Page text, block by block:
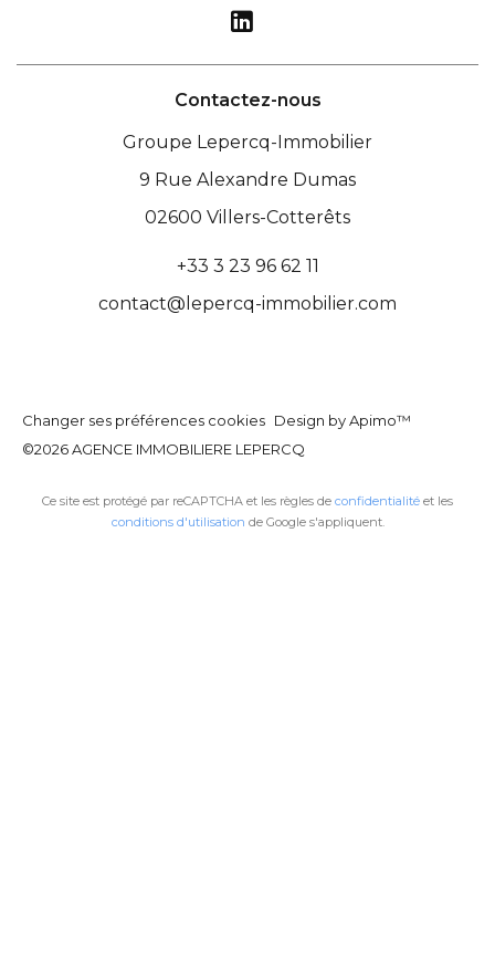
Contactez-nous
Groupe Lepercq-Immobilier
9 Rue Alexandre Dumas
02600 Villers-Cotterêts
+33 3 23 96 62 11
contact@lepercq-immobilier.com
Changer ses préférences cookies Design byApimo™
©2026 AGENCE IMMOBILIERE LEPERCQ
Ce site est protégé par reCAPTCHA et les règles de confidentialité et les
conditions d'utilisation de Google s'appliquent.